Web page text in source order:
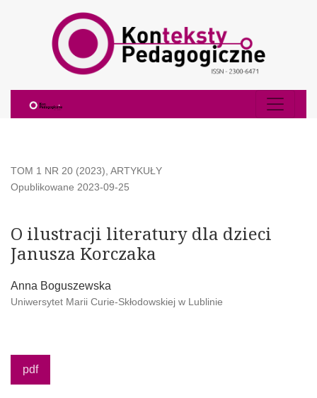
TOM 1 NR 20 (2023) ARTYKUŁY
O ilustracji literatury dla dzieci
Janusza Korczaka
Opublikowane 2023-09-25
Anna Boguszewska
Uniwersytet Marii Curie-Skłodowskiej w Lublinie
pdf